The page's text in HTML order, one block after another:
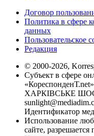
Договор
Политика в сфере
данных
Пользовательское
Редакция
© 2000-2026,
Субъект в сфере
ХАРКІВСЬКЕ
Идентификатор
Использование
сайте,